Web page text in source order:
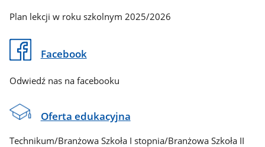
Plan lekcji w roku szkolnym 2025/2026
Facebook
Odwiedź nas na facebooku
Oferta edukacyjna
Technikum/Branżowa Szkoła I stopnia/Branżowa Szkoła II